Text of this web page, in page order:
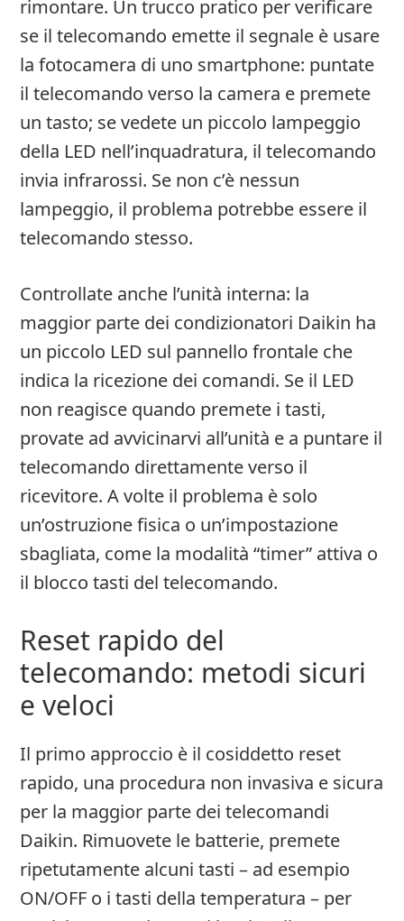
rimontare. Un trucco pratico per verificare
se il telecomando emette il segnale è usare
la fotocamera di uno smartphone: puntate
il telecomando verso la camera e premete
un tasto; se vedete un piccolo lampeggio
della LED nell’inquadratura, il telecomando
invia infrarossi. Se non c’è nessun
lampeggio, il problema potrebbe essere il
telecomando stesso.
Controllate anche l’unità interna: la
maggior parte dei condizionatori Daikin ha
un piccolo LED sul pannello frontale che
indica la ricezione dei comandi. Se il LED
non reagisce quando premete i tasti,
provate ad avvicinarvi all’unità e a puntare il
telecomando direttamente verso il
ricevitore. A volte il problema è solo
un’ostruzione fisica o un’impostazione
sbagliata, come la modalità “timer” attiva o
il blocco tasti del telecomando.
Reset rapido del
telecomando: metodi sicuri
e veloci
Il primo approccio è il cosiddetto reset
rapido, una procedura non invasiva e sicura
per la maggior parte dei telecomandi
Daikin. Rimuovete le batterie, premete
ripetutamente alcuni tasti – ad esempio
ON/OFF o i tasti della temperatura – per